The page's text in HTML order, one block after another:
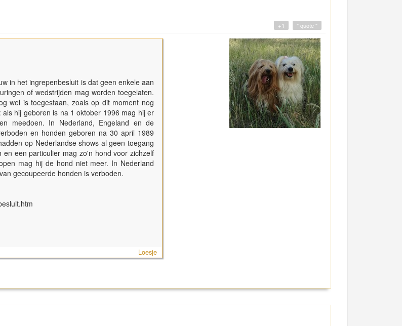
" quote "
+1
in het ingrepenbesluit is dat geen enkele aan
of wedstrijden mag worden toegelaten.
wel is toegestaan, zoals op dit moment nog
hij geboren is na 1 oktober 1996 mag hij er
meedoen. In Nederland, Engeland en de
en honden geboren na 30 april 1989
op Nederlandse shows al geen toegang
een particulier mag zo'n hond voor zichzelf
mag hij de hond niet meer. In Nederland
gecoupeerde honden is verboden.
Loesje